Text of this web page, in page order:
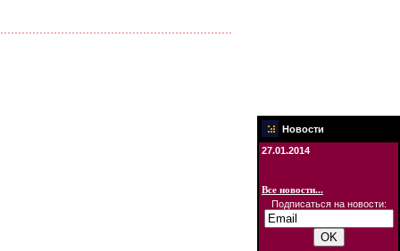
Новости
27.01.2014
Все новости...
Подписаться на новости: